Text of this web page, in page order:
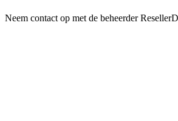
Neem contact op met de beheerder